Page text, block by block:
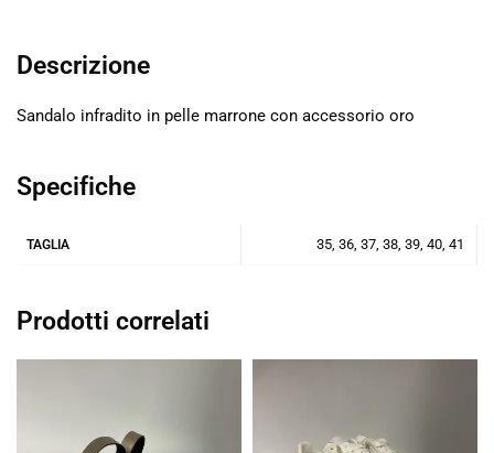
Descrizione
Sandalo infradito in pelle marrone con accessorio oro
Specifiche
TAGLIA 35, 36, 37, 38, 39, 40, 41
Prodotti correlati